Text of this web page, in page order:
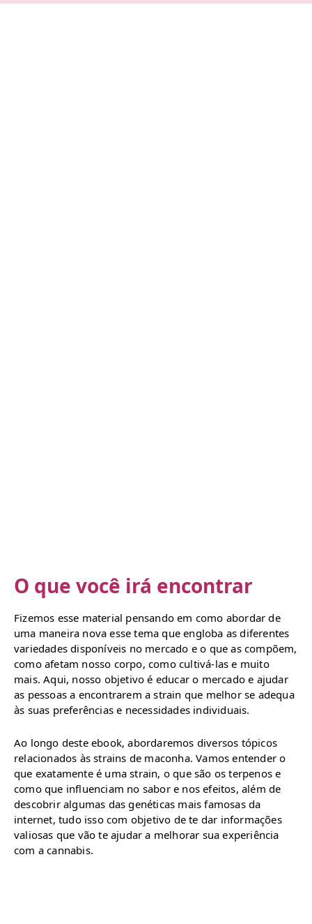
O que você irá encontrar
Fizemos esse material pensando em como abordar de
uma maneira nova esse tema que engloba as diferentes
variedades disponíveis no mercado e o que as compõem,
como afetam nosso corpo, como cultivá-las e muito
mais. Aqui, nosso objetivo é educar o mercado e ajudar
as pessoas a encontrarem a strain que melhor se adequa
às suas preferências e necessidades individuais.
Ao longo deste ebook, abordaremos diversos tópicos
relacionados às strains de maconha. Vamos entender o
que exatamente é uma strain, o que são os terpenos e
como que influenciam no sabor e nos efeitos, além de
descobrir algumas das genéticas mais famosas da
internet, tudo isso com objetivo de te dar informações
valiosas que vão te ajudar a melhorar sua experiência
com a cannabis.